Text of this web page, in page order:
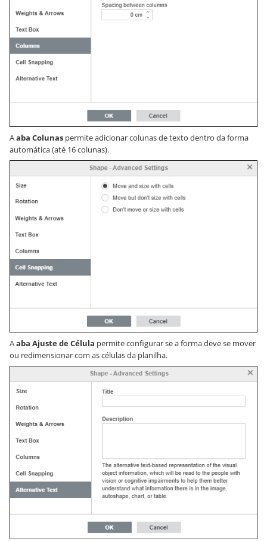
Aaba Colunas permite adicionar colunas de texto dentro da forma
automática (até 16 colunas).
Aaba Ajuste de Célula permite configurar se a forma deve se mover
ou redimensionar com as células da planilha.